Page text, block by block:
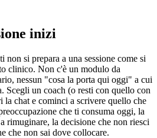
inizi
si prepara a una sessione come si
clinico. Non c'è un modulo da
nessun "cosa la porta qui oggi" a cui
Scegli un coach (o resti con quello con
la chat e cominci a scrivere quello che
che ti consuma oggi, la
rimuginare, la decisione che non riesci
che non sai dove collocare.